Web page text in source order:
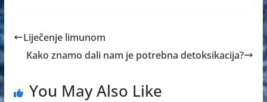
Liječenje limunom
Kako znamo dali nam je potrebna detoksikacija?
You May Also Like